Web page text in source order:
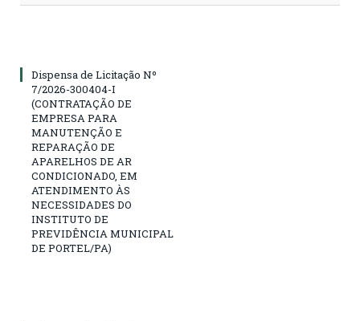
Dispensa de Licitação Nº
7/2026-300404-I
(CONTRATAÇÃO DE
EMPRESA PARA
MANUTENÇÃO E
REPARAÇÃO DE
APARELHOS DE AR
CONDICIONADO, EM
ATENDIMENTO ÀS
NECESSIDADES DO
INSTITUTO DE
PREVIDÊNCIA MUNICIPAL
DE PORTEL/PA)